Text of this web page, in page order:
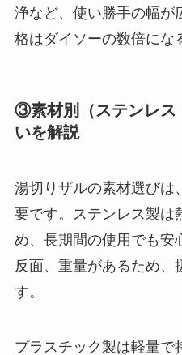
浄など、使い勝手の幅が
格はダイソーの数倍にな
③素材別（ステンレス
いを解説
湯切りザルの素材選びは
要です。ステンレス製は
め、長期間の使用でも安
反面、重量があるため、
す。
プラスチック製は軽量で